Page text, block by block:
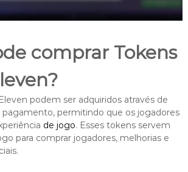
comprar Tokens
podem ser adquiridos através de
permitindo que os jogadores
de jogo. Esses tokens servem
para comprar jogadores, melhorias e